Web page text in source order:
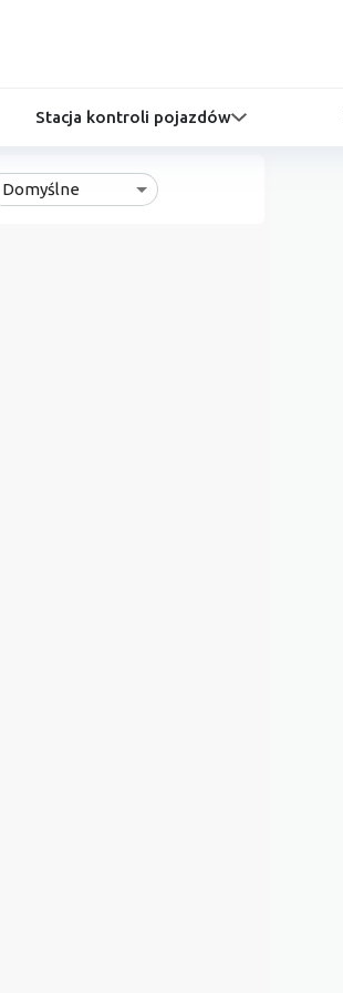
Stacja kontroli pojazdów
Domyślne